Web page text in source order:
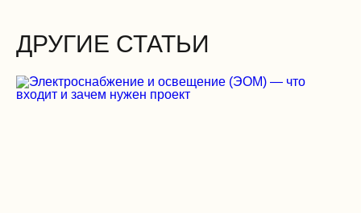
Двери
ДРУГИЕ СТАТЬИ